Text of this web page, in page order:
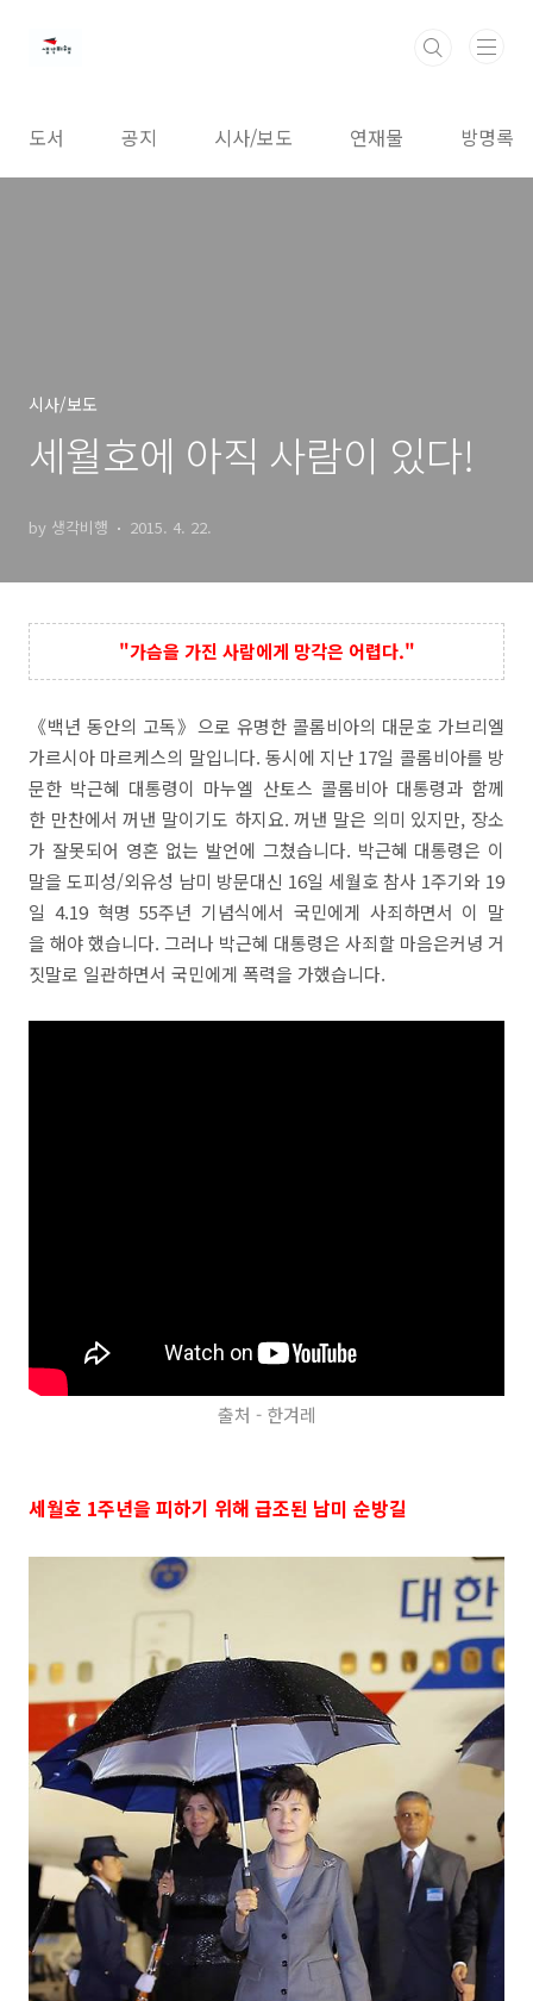
도서 공지 시사/보도 연재물 방명록
시사/보도
세월호에 아직 사람이 있다!
by 생각비행 2015. 4. 22.
"가슴을 가진 사람에게 망각은 어렵다."
《백년 동안의 고독》으로 유명한 콜롬비아의 대문호 가브리엘
가르시아 마르케스의 말입니다. 동시에 지난 17일 콜롬비아를 방
문한 박근혜 대통령이 마누엘 산토스 콜롬비아 대통령과 함께
한 만찬에서 꺼낸 말이기도 하지요. 꺼낸 말은 의미 있지만, 장소
가 잘못되어 영혼 없는 발언에 그쳤습니다. 박근혜 대통령은 이
말을 도피성/외유성 남미 방문대신 16일 세월호 참사 1주기와 19
일 4.19 혁명 55주년 기념식에서 국민에게 사죄하면서 이 말
을 해야 했습니다. 그러나 박근혜 대통령은 사죄할 마음은커녕 거
짓말로 일관하면서 국민에게 폭력을 가했습니다.
출처 - 한겨레
세월호 1주년을 피하기 위해 급조된 남미 순방길